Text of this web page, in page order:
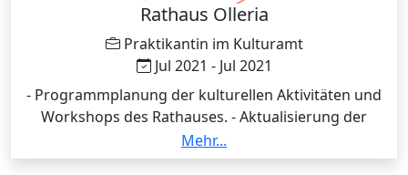
Rathaus Olleria
Praktikantin im Kulturamt
Jul 2021 - Jul 2021
- Programmplanung der kulturellen Aktivitäten und
Workshops des Rathauses. - Aktualisierung der
Webseiten des Rathauses und des örtlichen
Museums. - Verarbeitung von Gästelisten für jede
Mehr...